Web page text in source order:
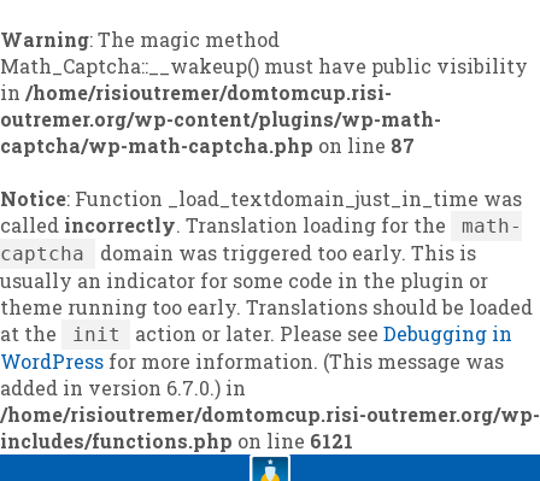
Warning: The magic method
Math_Captcha::__wakeup() must have public visibility
in /home/risioutremer/domtomcup.risi-
outremer.org/wp-content/plugins/wp-math-
captcha/wp-math-captcha.php on line 87
Notice: Function _load_textdomain_just_in_time was
called incorrectly. Translation loading for the
math-
captcha
domain was triggered too early. This is
usually an indicator for some code in the plugin or
theme running too early. Translations should be loaded
at the
init action or later. Please seeDebugging in
WordPress for more information. (This message was
added in version 6.7.0.) in
/home/risioutremer/domtomcup.risi-outremer.org/wp-
includes/functions.php on line 6121